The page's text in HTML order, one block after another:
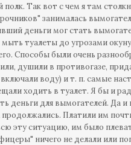
Так вот с чем я там
занималась
деньги мог стать
туалеты до угрозами
Способы были очень
душили в противогазе,
воду) и т. п. самые
ходить в туалет. Я бы и
деньги для вымогателей. Да
Платили им
эту ситуацию, им было
ничего не делали или